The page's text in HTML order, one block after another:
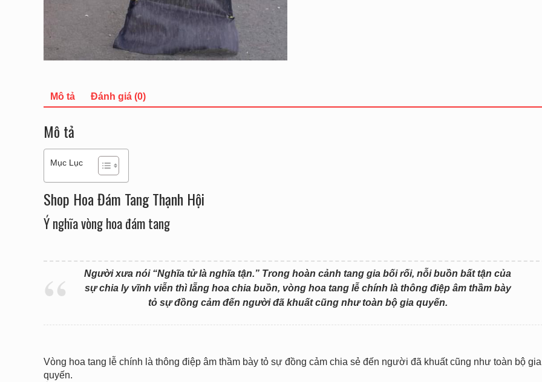
Mô tả Đánh giá (0)
Mô tả
Mục Lục
Shop Hoa Đám Tang Thạnh Hội
Ý nghĩa vòng hoa đám tang
Người xưa nói “Nghĩa tử là nghĩa tận.” Trong hoàn cảnh tang gia bối rối, nỗi buồn bất tận của
sự chia ly vĩnh viễn thì lẵng hoa chia buồn, vòng hoa tang lễ chính là thông điệp âm thầm bày
tỏ sự đồng cảm đến người đã khuất cũng như toàn bộ gia quyến.
Vòng hoa tang lễ chính là thông điệp âm thầm bày tỏ sự đồng cảm chia sẻ đến người đã khuất cũng như toàn bộ gia
quyến.